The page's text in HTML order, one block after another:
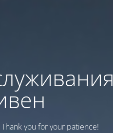
you for your patience!